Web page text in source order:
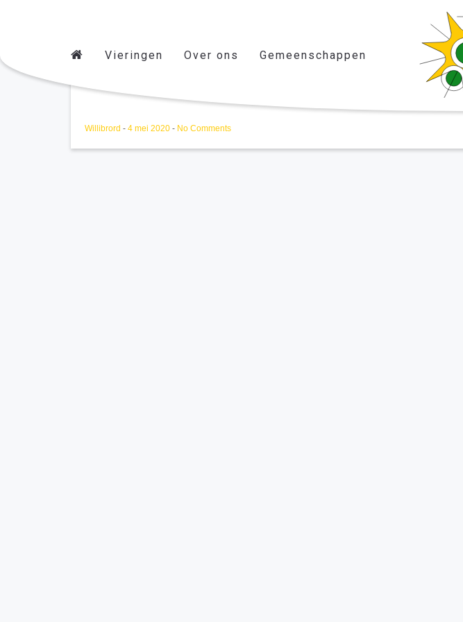
Vieringen Over ons Gemeenschappen
Willibrord - 4 mei 2020 - No Comments